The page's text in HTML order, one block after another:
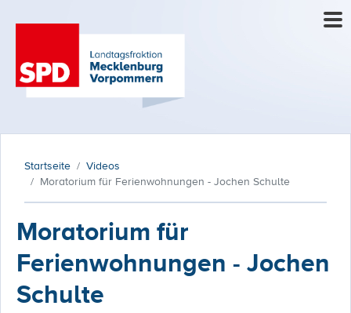
Startseite
Videos
Moratorium für Ferienwohnungen - Jochen Schulte
Moratorium für
Ferienwohnungen - Jochen
Schulte